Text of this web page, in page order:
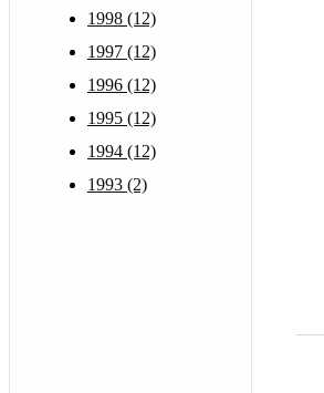
1998 (12)
1997 (12)
1996 (12)
1995 (12)
1994 (12)
1993 (2)